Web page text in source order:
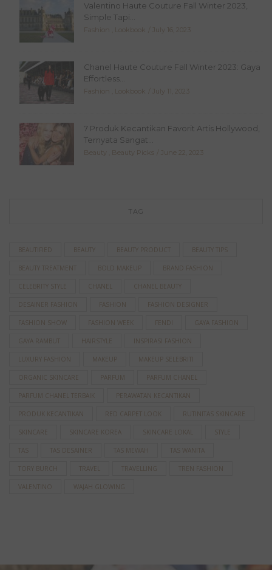
Valentino Haute Couture Fall Winter 2023,
Simple Tapi...
Fashion Lookbook July 16, 2023
Chanel Haute Couture Fall Winter 2023: Gaya
Effortless...
Fashion Lookbook July 11, 2023
7 Produk Kecantikan Favorit Artis Hollywood,
Ternyata Sangat...
Beauty Beauty Picks June 22, 2023
TAG
BEAUTIFIED BEAUTY BEAUTY PRODUCT BEAUTY TIPS
BEAUTY TREATMENT BOLD MAKEUP BRAND FASHION
CELEBRITY STYLE CHANEL CHANEL BEAUTY
DESAINER FASHION FASHION FASHION DESIGNER
FASHION SHOW FASHION WEEK FENDI GAYA FASHION
GAYA RAMBUT HAIRSTYLE INSPIRASI FASHION
LUXURY FASHION MAKEUP MAKEUP SELEBRITI
ORGANIC SKINCARE PARFUM PARFUM CHANEL
PARFUM CHANEL TERBAIK PERAWATAN KECANTIKAN
PRODUK KECANTIKAN RED CARPET LOOK RUTINITAS SKINCARE
SKINCARE SKINCARE KOREA SKINCARE LOKAL STYLE
TAS TAS DESAINER TAS MEWAH TAS WANITA
TORY BURCH TRAVEL TRAVELLING TREN FASHION
VALENTINO WAJAH GLOWING